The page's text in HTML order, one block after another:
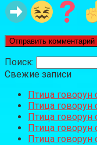
Поиск:
Свежие записи
Птица говорун
Птица говорун
Птица говорун
Птица говорун
Птица говорун